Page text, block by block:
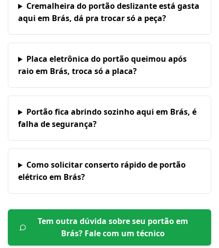
Cremalheira do portão deslizante está gasta
aqui em Brás, dá pra trocar só a peça?
Placa eletrônica do portão queimou após
raio em Brás, troca só a placa?
Portão fica abrindo sozinho aqui em Brás, é
falha de segurança?
Como solicitar conserto rápido de portão
elétrico em Brás?
Tem outra dúvida sobre seu portão em
Brás? Fale com um técnico